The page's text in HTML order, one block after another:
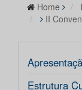
Home
II
Estrutura